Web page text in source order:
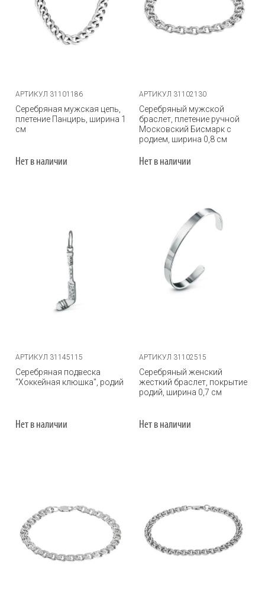
АРТИКУЛ 31101186
Серебряная мужская цепь,
плетение Панцирь, ширина 1
см
Нет в наличии
АРТИКУЛ 31102130
Серебряный мужской
браслет, плетение ручной
Московский Бисмарк с
родием, ширина 0,8 см
Нет в наличии
АРТИКУЛ 31145115
Серебряная подвеска
"Хоккейная клюшка", родий
Нет в наличии
АРТИКУЛ 31102515
Серебряный женский
жесткий браслет, покрытие
родий, ширина 0,7 см
Нет в наличии